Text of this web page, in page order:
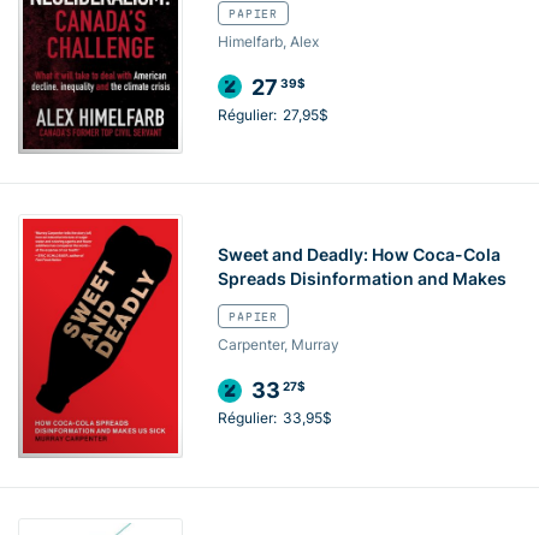
PAPIER
Himelfarb, Alex
27 39$
Régulier: 27,95$
Sweet and Deadly: How Coca-Cola
Spreads Disinformation and Makes
PAPIER
Carpenter, Murray
33 27$
Régulier: 33,95$